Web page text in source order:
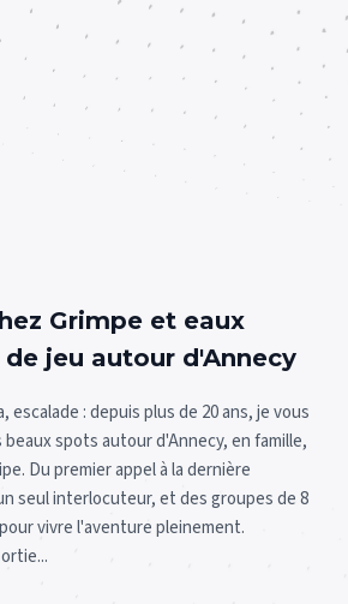
Grimpe et eaux
jeu autour d'Annecy
escalade : depuis plus de 20 ans, je vous
spots autour d'Annecy, en famille,
Du premier appel à la dernière
seul interlocuteur, et des groupes de 8
vivre l'aventure pleinement.